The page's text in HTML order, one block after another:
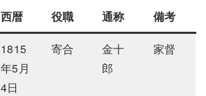
西暦 役職 通称 備考
1815
年5月
4日
寄合
金十
郎
家督